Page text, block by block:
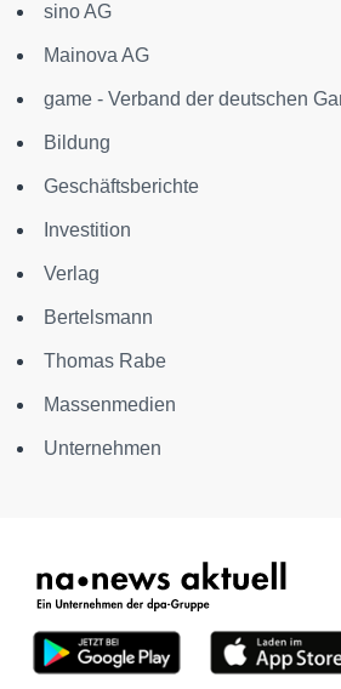
sino AG
Mainova AG
game - Verband der deutschen
Bildung
Geschäftsberichte
Investition
Verlag
Bertelsmann
Thomas Rabe
Massenmedien
Unternehmen